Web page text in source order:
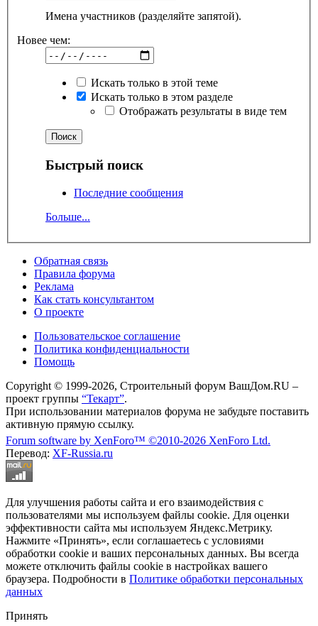
Имена участников (разделяйте запятой).
Новее чем:
Искать только в этой теме
Искать только в этом разделе
Отображать результаты в виде тем
Быстрый поиск
Последние сообщения
Больше...
Обратная связь
Правила форума
Реклама
Как стать консультантом
О проекте
Пользовательское соглашение
Политика конфиденциальности
Помощь
Copyright © 1999-2026, Строительный форум ВашДом.RU –
проект группы “Текарт”.
При использовании материалов форума не забудьте поставить
активную прямую ссылку.
Forum software by XenForo™ ©2010-2026 XenForo Ltd.
Перевод: XF-Russia.ru
Для улучшения работы сайта и его взаимодействия с
пользователями мы используем файлы cookie. Для оценки
эффективности сайта мы используем Яндекс.Метрику.
Нажмите «Принять», если соглашаетесь с условиями
обработки cookie и ваших персональных данных. Вы всегда
можете отключить файлы cookie в настройках вашего
браузера. Подробности в Политике обработки персональных
данных
Принять